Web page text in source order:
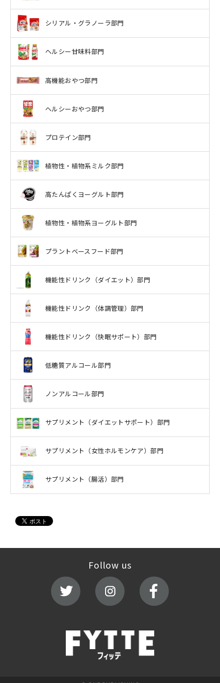
シリアル・グラノーラ部門
ヘルシー甘味料部門
高機能おやつ部門
ヘルシーおやつ部門
プロテイン部門
植物性・植物系ミルク部門
高たんぱくヨーグルト部門
植物性・植物系ヨーグルト部門
プラントベースフード部門
機能性ドリンク（ダイエット）部門
機能性ドリンク（体調管理）部門
機能性ドリンク（快眠サポート）部門
低糖質アルコール部門
ノンアルコール部門
サプリメント（ダイエットサポート）部門
サプリメント（女性ホルモンケア）部門
サプリメント（腸活）部門
Follow us